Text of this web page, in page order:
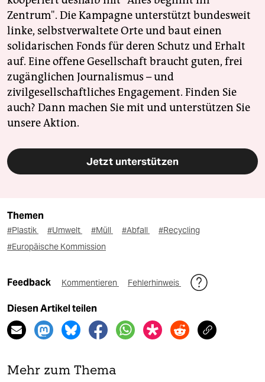
Zentrum". Die Kampagne unterstützt bundesweit
linke, selbstverwaltete Orte und baut einen
solidarischen Fonds für deren Schutz und Erhalt
auf. Eine offene Gesellschaft braucht guten, frei
zugänglichen Journalismus – und
zivilgesellschaftliches Engagement. Finden Sie
auch? Dann machen Sie mit und unterstützen Sie
unsere Aktion.
Jetzt unterstützen
Themen
#Plastik #Umwelt #Müll #Abfall
#Recycling
#Europäische Kommission
Feedback Kommentieren Fehlerhinweis
Diesen Artikel teilen
Mehr zum Thema